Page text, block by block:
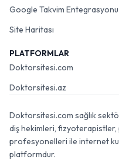
Google Takvim Entegrasyonu
Site Haritası
PLATFORMLAR
Doktorsitesi.com
Doktorsitesi.az
Doktorsitesi.com sağlık
diş hekimleri, fizyoterapistler,
profesyonelleri ile internet
platformdur.